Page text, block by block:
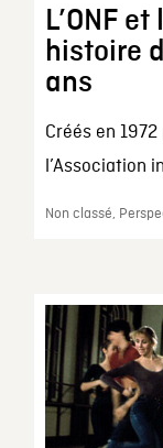
L’ONF
histoire
ans
Créés en
l’Association
Non classé,